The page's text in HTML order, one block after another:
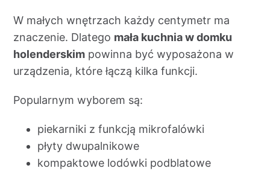
W małych wnętrzach każdy centymetr ma
znaczenie. Dlatego mała kuchnia w domku
holenderskim powinna być wyposażona w
urządzenia, które łączą kilka funkcji.
Popularnym wyborem są:
piekarniki z funkcją mikrofalówki
płyty dwupalnikowe
kompaktowe lodówki podblatowe